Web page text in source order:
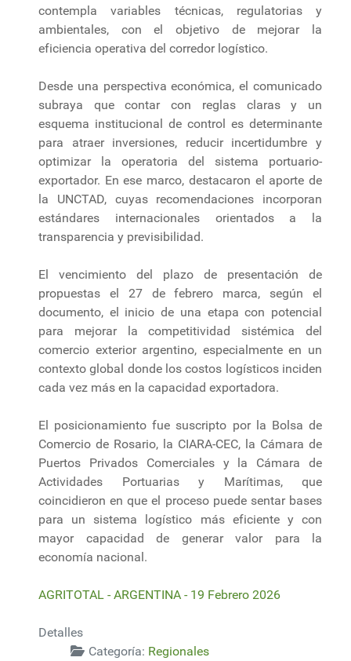
contempla variables técnicas, regulatorias y
ambientales, con el objetivo de mejorar la
eficiencia operativa del corredor logístico.
Desde una perspectiva económica, el comunicado
subraya que contar con reglas claras y un
esquema institucional de control es determinante
para atraer inversiones, reducir incertidumbre y
optimizar la operatoria del sistema portuario-
exportador. En ese marco, destacaron el aporte de
la UNCTAD, cuyas recomendaciones incorporan
estándares internacionales orientados a la
transparencia y previsibilidad.
El vencimiento del plazo de presentación de
propuestas el 27 de febrero marca, según el
documento, el inicio de una etapa con potencial
para mejorar la competitividad sistémica del
comercio exterior argentino, especialmente en un
contexto global donde los costos logísticos inciden
cada vez más en la capacidad exportadora.
El posicionamiento fue suscripto por la Bolsa de
Comercio de Rosario, la CIARA-CEC, la Cámara de
Puertos Privados Comerciales y la Cámara de
Actividades Portuarias y Marítimas, que
coincidieron en que el proceso puede sentar bases
para un sistema logístico más eficiente y con
mayor capacidad de generar valor para la
economía nacional.
AGRITOTAL - ARGENTINA - 19 Febrero 2026
Detalles
Categoría: Regionales